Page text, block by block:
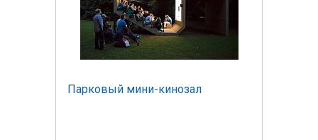
Парковый мини-кинозал